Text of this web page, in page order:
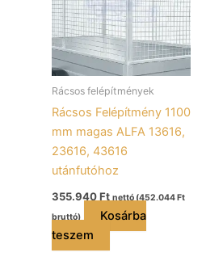
Rácsos felépítmények
Rácsos Felépítmény 1100
mm magas ALFA 13616,
23616, 43616
utánfutóhoz
355.940Ft nettó (452.044Ft
bruttó)
Kosárba
teszem